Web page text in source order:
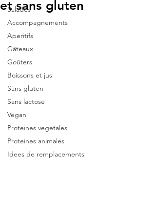
Salades
Accompagnements
Aperitifs
Gâteaux
Goûters
Boissons et jus
Sans gluten
Sans lactose
Vegan
Proteines vegetales
Proteines animales
Idees de remplacements
et sans gluten